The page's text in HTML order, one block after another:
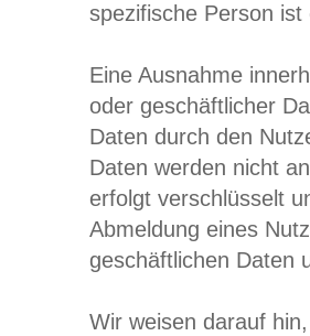
spezifische Person
Eine Ausnahme
oder geschäftlicher
Daten durch den
Daten werden nicht
erfolgt verschlüsselt
Abmeldung eines
geschäftlichen Daten
Wir weisen darauf